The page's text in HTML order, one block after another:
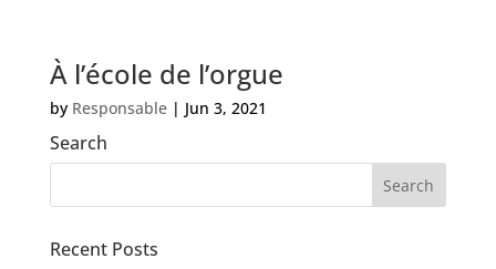
À l’école de l’orgue
by Responsable| Jun 3, 2021
Search
Recent Posts